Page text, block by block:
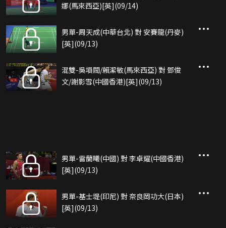
娜(馬來西亞)[英](09/14)
男單-周天成(中華台北) 對 安賽龍(丹麥)
[英](09/13)
混雙-吳塤閥/賴潔敏(馬來西亞) 對 鄧俊
文/謝影雪(中國香港)[英](09/13)
男單-雷蘭曦(中國) 對 李卓耀(中國香港)
[英](09/13)
男單-基士堤(印尼) 對 奈良岡功大(日本)
[英](09/13)